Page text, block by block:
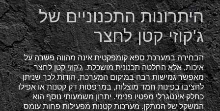
היתרונות התכנוניים של
ג'קוזי קטן לחצר
הבחירה במערכת ספא קומפקטית אינה מהווה פשרה על
איכות, אלא החלטה תכנונית מושכלת. ג'קוזיקטן לחצר
מאפשר גמישות רבה במיקום המערכת, הודות לכך שניתן
להציבו בפינות חמד מוצלות, במרפסות דק קטנות או אפילו
כחלק אינטגרלי מפטיו פנימי. יתרון משמעותי נוסף הוא
המשקל של המתקן. מערכות קטנות מפעילות פחות עומס